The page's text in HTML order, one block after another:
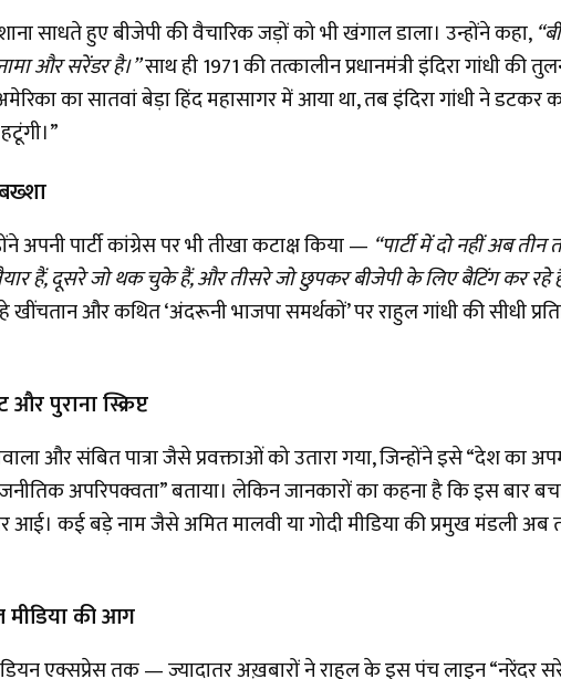
साधते हुए बीजेपी की वैचारिक जड़ों को भी खंगाल डाला। उन्होंने कहा,
और सरेंडर है।”साथ ही 1971 की तत्कालीन प्रधानमंत्री इंदिरा गांधी की
का सातवां बेड़ा हिंद महासागर में आया था, तब इंदिरा गांधी ने डटकर
अपनी पार्टी कांग्रेस पर भी तीखा कटाक्ष किया — “पार्टी में दो नहीं अब
हैं, दूसरे जो थक चुके हैं, और तीसरे जो छुपकर बीजेपी के लिए बैटिंग कर रहे
खींचतान और कथित ‘अंदरूनी भाजपा समर्थकों’ पर राहुल गांधी की सीधी
पुराना स्क्रिप्ट
और संबित पात्रा जैसे प्रवक्ताओं को उतारा गया, जिन्होंने इसे “देश का
अपरिपक्वता” बताया। लेकिन जानकारों का कहना है कि इस बार
कई बड़े नाम जैसे अमित मालवी या गोदी मीडिया की प्रमुख मंडली अब
मीडिया की आग
एक्सप्रेस तक — ज्यादातर अख़बारों ने राहुल के इस पंच लाइन “नरेंदर